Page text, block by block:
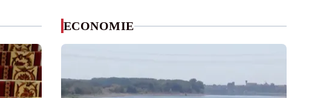
ECONOMIE